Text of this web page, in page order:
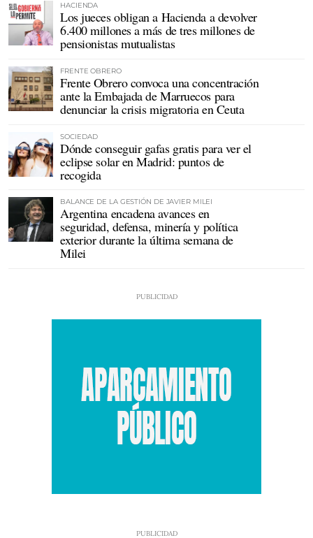
HACIENDA
Los jueces obligan a Hacienda a devolver
6.400 millones a más de tres millones de
pensionistas mutualistas
FRENTE OBRERO
Frente Obrero convoca una concentración
ante la Embajada de Marruecos para
denunciar la crisis migratoria en Ceuta
SOCIEDAD
Dónde conseguir gafas gratis para ver el
eclipse solar en Madrid: puntos de
recogida
BALANCE DE LA GESTIÓN DE JAVIER MILEI
Argentina encadena avances en
seguridad, defensa, minería y política
exterior durante la última semana de
Milei